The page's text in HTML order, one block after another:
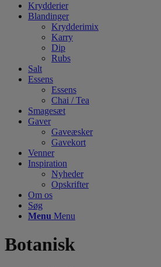
Krydderier
Blandinger
Krydderimix
Karry
Dip
Rubs
Salt
Essens
Essens
Chai / Tea
Smagesæt
Gaver
Gaveæsker
Gavekort
Venner
Inspiration
Nyheder
Opskrifter
Om os
Søg
Menu Menu
Botanisk